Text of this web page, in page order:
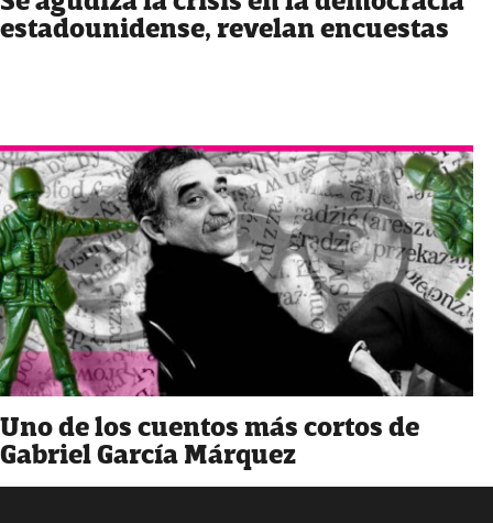
estadounidense, revelan encuestas
Uno de los cuentos más cortos de
Gabriel García Márquez